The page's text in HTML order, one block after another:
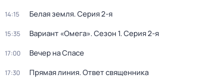
14:15 Белая земля. Серия 2-я
15:35 Вариант «Омега». Сезон 1. Серия 2-я
17:00 Вечер на Спасе
17:30 Прямая линия. Ответ священника